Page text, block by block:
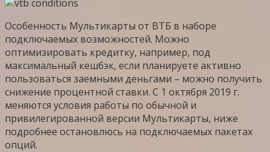
Особенность Мультикарты от ВТБ в наборе
подключаемых возможностей. Можно
оптимизировать кредитку, например, под
максимальный кешбэк, если планируете активно
пользоваться заемными деньгами – можно получить
снижение процентной ставки. С 1 октября 2019 г.
меняются условия работы по обычной и
привилегированной версии Мультикарты, ниже
подробнее остановлюсь на подключаемых пакетах
опций.